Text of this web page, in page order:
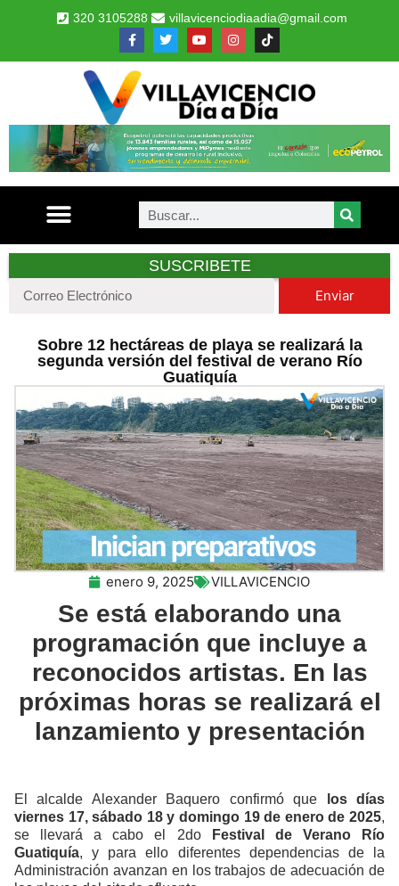
320 3105288 villavicenciodiaadia@gmail.com
SUSCRIBETE
Enviar
Sobre 12 hectáreas de playa se realizará la
segunda versión del festival de verano Río
Guatiquía
enero 9, 2025 VILLAVICENCIO
Se está elaborando una
programación que incluye a
reconocidos artistas. En las
próximas horas se realizará el
lanzamiento y presentación
El alcalde Alexander Baquero confirmó que los días
viernes 17, sábado 18 y domingo 19 de enero de 2025,
se llevará a cabo el 2do
Festival de Verano Río
Guatiquía, y para ello diferentes dependencias de la
Administración avanzan en los trabajos de adecuación de